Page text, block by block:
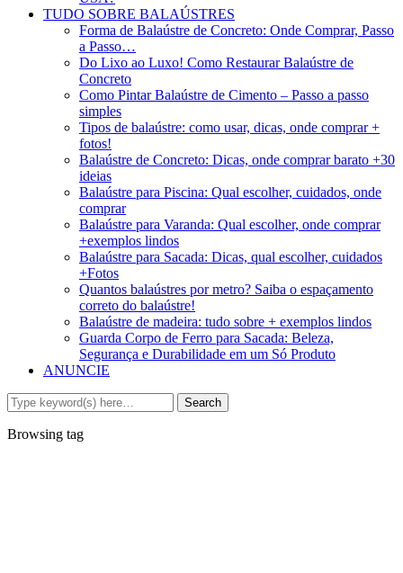
TUDO SOBRE BALAÚSTRES
Forma de Balaústre de Concreto: Onde Comprar, Passo
a Passo…
Do Lixo ao Luxo! Como Restaurar Balaústre de
Concreto
Como Pintar Balaústre de Cimento – Passo a passo
simples
Tipos de balaústre: como usar, dicas, onde comprar +
fotos!
Balaústre de Concreto: Dicas, onde comprar barato +30
ideias
Balaústre para Piscina: Qual escolher, cuidados, onde
comprar
Balaústre para Varanda: Qual escolher, onde comprar
+exemplos lindos
Balaústre para Sacada: Dicas, qual escolher, cuidados
+Fotos
Quantos balaústres por metro? Saiba o espaçamento
correto do balaústre!
Balaústre de madeira: tudo sobre + exemplos lindos
Guarda Corpo de Ferro para Sacada: Beleza,
Segurança e Durabilidade em um Só Produto
ANUNCIE
Browsing tag